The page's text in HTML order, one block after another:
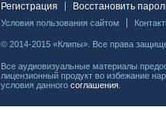
Регистрация
Восстановить
Условия пользования сайтом
© 2014-2015 «Клипы». Все права
Все аудиовизуальные материалы
лицензионный продукт во избежание
условия данного соглашения